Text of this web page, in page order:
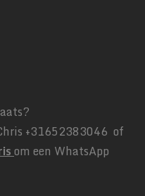
+31652383046 of
om een WhatsApp